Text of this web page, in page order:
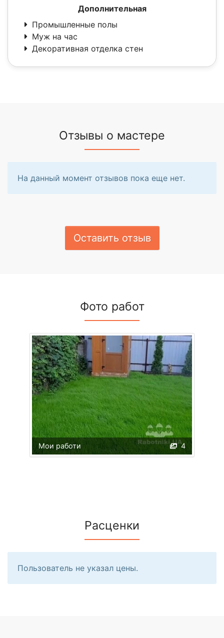
Дополнительная
Промышленные полы
Муж на час
Декоративная отделка стен
Отзывы о мастере
На данный момент отзывов пока еще нет.
Оставить отзыв
Фото работ
4
Мои работи
Расценки
Пользователь не указал цены.